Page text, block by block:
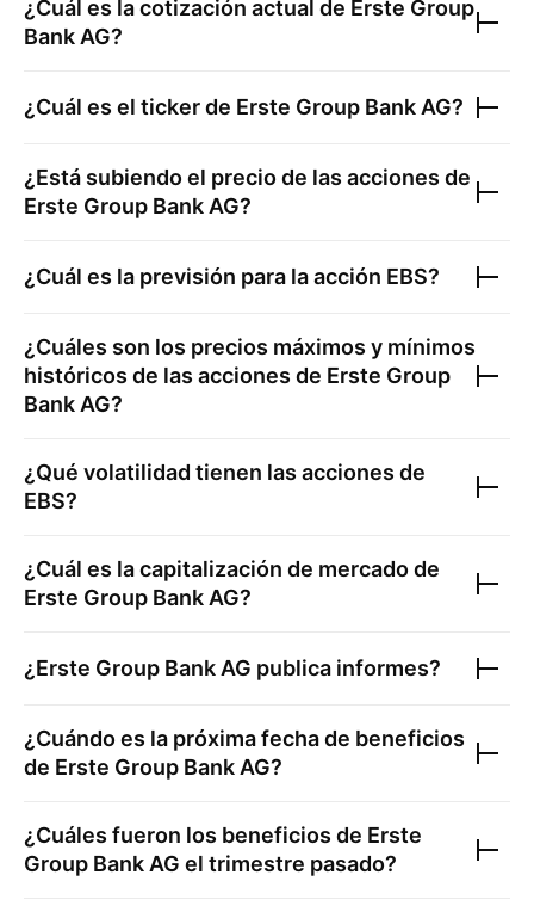
¿Cuál es la cotización actual de Erste Group
Bank AG?
¿Cuál es el ticker de Erste Group Bank AG?
¿Está subiendo el precio de las acciones de
Erste Group Bank AG?
¿Cuál es la previsión para la acción EBS?
¿Cuáles son los precios máximos y mínimos
históricos de las acciones de Erste Group
Bank AG?
¿Qué volatilidad tienen las acciones de
EBS?
¿Cuál es la capitalización de mercado de
Erste Group Bank AG?
¿Erste Group Bank AG publica informes?
¿Cuándo es la próxima fecha de beneficios
de Erste Group Bank AG?
¿Cuáles fueron los beneficios de Erste
Group Bank AG el trimestre pasado?